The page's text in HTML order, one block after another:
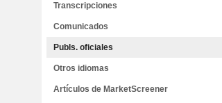
Transcripciones
Comunicados
Publs. oficiales
Otros idiomas
Artículos de MarketScreener